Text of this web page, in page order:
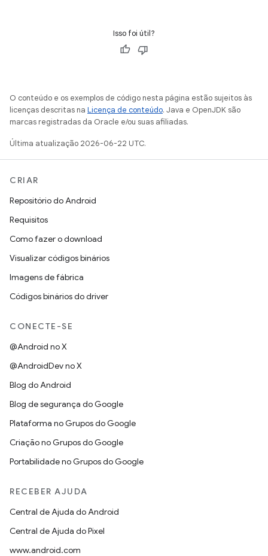
Isso foi útil?
O conteúdo e os exemplos de código nesta página estão sujeitos às
licenças descritas na Licença de conteúdo. Java e OpenJDK são
marcas registradas da Oracle e/ou suas afiliadas.
Última atualização 2026-06-22 UTC.
CRIAR
Repositório do Android
Requisitos
Como fazer o download
Visualizar códigos binários
Imagens de fábrica
Códigos binários do driver
CONECTE-SE
@Android no X
@AndroidDev no X
Blog do Android
Blog de segurança do Google
Plataforma no Grupos do Google
Criação no Grupos do Google
Portabilidade no Grupos do Google
RECEBER AJUDA
Central de Ajuda do Android
Central de Ajuda do Pixel
www.android.com